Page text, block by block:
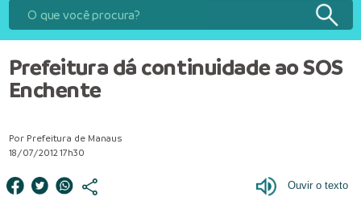
Prefeitura dá continuidade ao SOS
Enchente
Por Prefeitura de Manaus
18/07/2012 17h30